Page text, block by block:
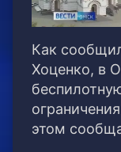
Как
Хоценко, в
этом